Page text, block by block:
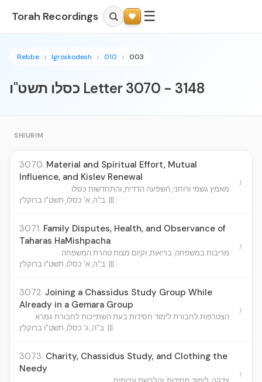
Torah Recordings ☰
Rebbe Igroskodesh 010 003
כסלו תשט"ו Letter 3070 - 3148
SHIURIM
3070. Material and Spiritual Effort, Mutual
Influence, and Kislev Renewal
מאמץ גשמי ורוחני, השפעה הדדית, והתחדשות כסלו
ב"ה, א' כסלו, תשט"ו ברוקלין. |||
›
3071. Family Disputes, Health, and Observance of
Taharas HaMishpacha
מריבות במשפחה, בריאות, וקיום מצות טהרת המשפחה
ב"ה, א' כסלו, תשט"ו ברוקלין. |||
›
3072. Joining a Chassidus Study Group While
Already in a Gemara Group
הצטרפות לחבורת לימוד חסידות בעת השתייכות לחבורת גמרא
ב"ה, ג' כסלו, תשט"ו ברוקלין. |||
›
3073. Charity, Chassidus Study, and Clothing the
Needy
›